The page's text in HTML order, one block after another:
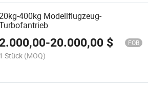
400kg Modellflugzeug-
-20.000,00 $ FOB
1 Stück (MOQ)